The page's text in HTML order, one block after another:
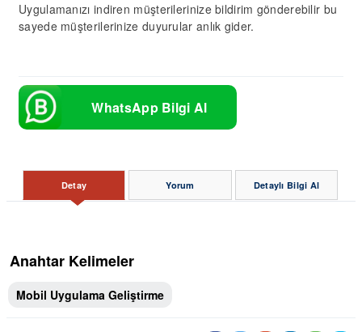
Uygulamanızı indiren müşterilerinize bildirim gönderebilir bu
sayede müşterilerinize duyurular anlık gider.
WhatsApp Bilgi Al
Detay Yorum Detaylı Bilgi Al
Anahtar Kelimeler
Mobil Uygulama Geliştirme